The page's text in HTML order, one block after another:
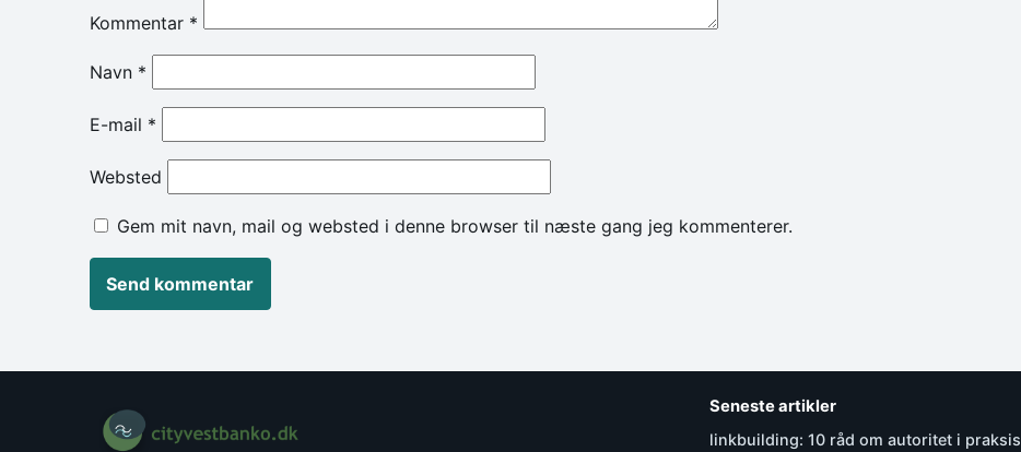
Kommentar *
Navn *
E-mail *
Websted
Gem mit navn, mail og websted i denne browser til næste gang jeg kommenterer.
Seneste artikler
linkbuilding: 10 råd om autoritet i praksis